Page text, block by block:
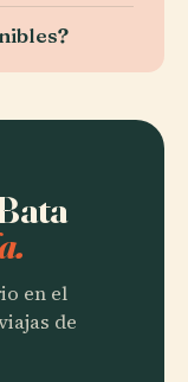
en el
de